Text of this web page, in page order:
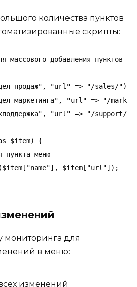
количества пунктов
скрипты:
массового добавления пунктов
продаж", "url" => "/sales/"),
маркетинга", "url" => "/
"url" => "/support/")
$item) {
пункта меню
$item["url"]);
мониторинга для
в меню:
изменений